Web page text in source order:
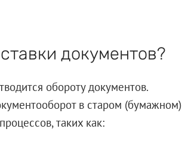
документов?
обороту документов.
в старом (бумажном)
таких как: